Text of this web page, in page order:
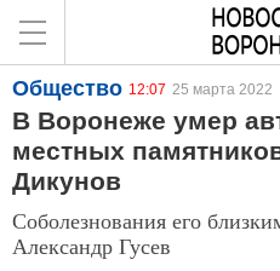
Общество 12:07 25 марта 2022
В Воронеже умер
местных
Дикунов
Соболезнования его
Александр Гусев